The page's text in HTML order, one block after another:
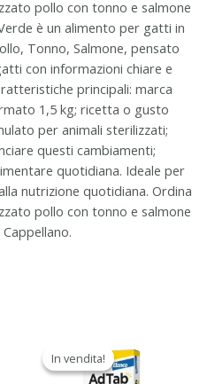
pollo con tonno e salmone
è un alimento per gatti in
Tonno, Salmone, pensato
con informazioni chiare e
principali: marca
1,5 kg; ricetta o gusto
per animali sterilizzati;
questi cambiamenti;
quotidiana. Ideale per
nutrizione quotidiana. Ordina
pollo con tonno e salmone
In vendita!
In vendita!
prezzo
originale
era: